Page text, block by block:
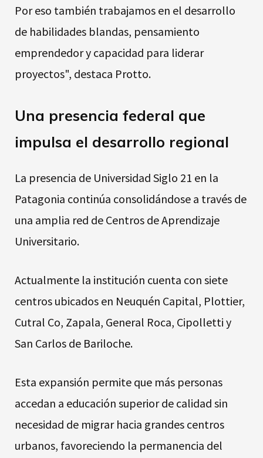
Por eso también trabajamos en el desarrollo
de habilidades blandas, pensamiento
emprendedor y capacidad para liderar
proyectos", destaca Protto.
Una presencia federal que
impulsa el desarrollo regional
La presencia de Universidad Siglo 21 en la
Patagonia continúa consolidándose a través de
una amplia red de Centros de Aprendizaje
Universitario.
Actualmente la institución cuenta con siete
centros ubicados en Neuquén Capital, Plottier,
Cutral Co, Zapala, General Roca, Cipolletti y
San Carlos de Bariloche.
Esta expansión permite que más personas
accedan a educación superior de calidad sin
necesidad de migrar hacia grandes centros
urbanos, favoreciendo la permanencia del